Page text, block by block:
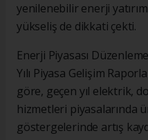
yenilenebilir enerji
yükseliş de dikkati çekti.
Enerji Piyasası
Yılı Piyasa Gelişim
göre, geçen yıl elektrik,
hizmetleri piyasalarında
göstergelerinde artış